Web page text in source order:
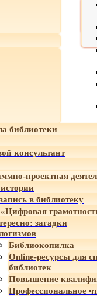
библиотеки
консультант
проектная
в библиотеку
загадки
Библиокопилка
Online-ресурсы для
библиотек
Повышение
Профессиональное